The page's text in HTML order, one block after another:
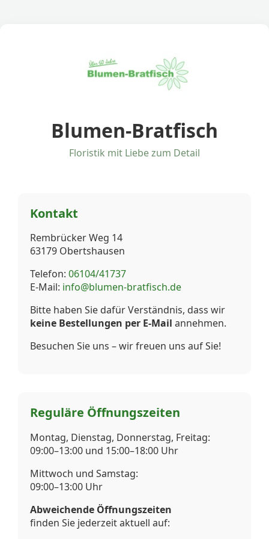
Blumen-Bratfisch
Floristik mit Liebe zum Detail
Kontakt
Rembrücker Weg 14
63179 Obertshausen
Telefon: 06104/41737
E-Mail: info@blumen-bratfisch.de
Bitte haben Sie dafür Verständnis, dass wir
keine Bestellungen per E-Mail annehmen.
Besuchen Sie uns – wir freuen uns auf Sie!
Reguläre Öffnungszeiten
Montag, Dienstag, Donnerstag, Freitag:
09:00–13:00 und 15:00–18:00 Uhr
Mittwoch und Samstag:
09:00–13:00 Uhr
Abweichende Öffnungszeiten
finden Sie jederzeit aktuell auf: